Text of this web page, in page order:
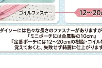
ーのファスナーはどこで売
ェック！
のどのコーナーに置いて
場が分かりにくいときの